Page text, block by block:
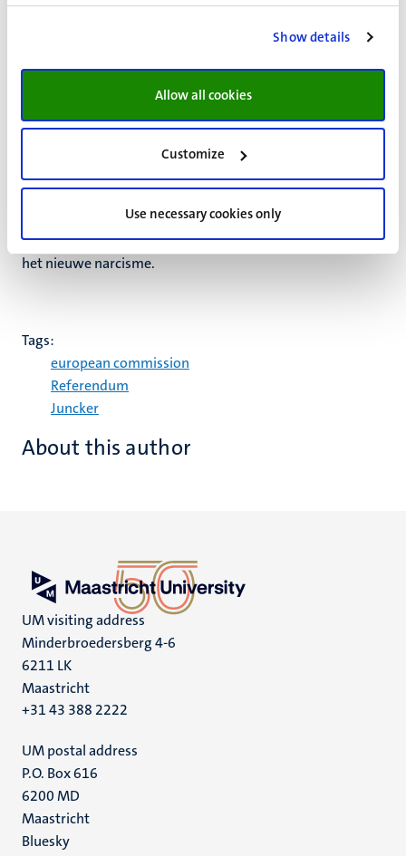
Show details
Allow all cookies
Customize
Use necessary cookies only
erg veel op de reacties van Poolse gezagsdragers die niet
willen dat de EU zich bemoeit met inbreuken op de
rechtsstatelijkheid in Polen. Soevereiniteit betekent hoop
kunnen en mogen aangaan en elkaar niet meer mogen
aanspreken op stappen die in strijd zijn met EU waarden
en EU beleid. Als we dat niet meer mogen is soevereiniteit
het nieuwe narcisme.
Tags:
european commission
Referendum
Juncker
About this author
UM visiting address
Minderbroedersberg 4-6
6211 LK
Maastricht
+31 43 388 2222
UM postal address
P.O. Box 616
6200 MD
Maastricht
Social
Bluesky